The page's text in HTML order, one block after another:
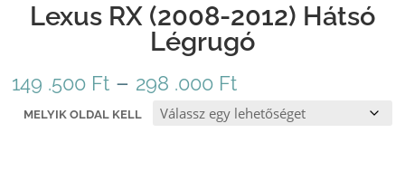
Lexus RX (2008-2012) Hátsó
Légrugó
149 .500 Ft – 298 .000 FtÁrtartomány:
149
.500 Ft
MELYIK OLDAL KELL